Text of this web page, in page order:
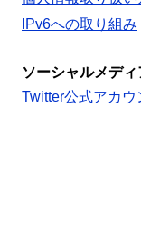
IPv6への取り組み
ソーシャルメディ
Twitter公式アカウ